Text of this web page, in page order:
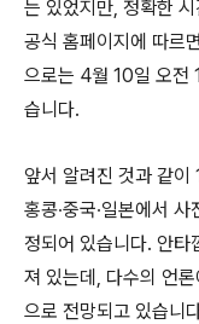
는 있었지만, 정확한
공식 홈페이지에 따르
으로는 4월 10일 오전
습니다.
앞서 알려진 것과 같이
홍콩∙중국∙일본에서
정되어 있습니다. 안타
져 있는데, 다수의 언
으로 전망되고 있습니